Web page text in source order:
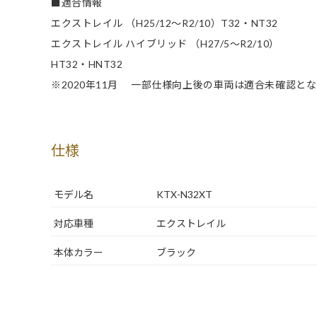
■適合情報
エクストレイル （H25/12～R2/10）T32・NT32
エクストレイル ハイブリッド （H27/5～R2/10）
HT32・HNT32
※2020年11月 一部仕様向上後の車両は適合未確認とな
仕様
モデル名 KTX-N32XT
対応車種 エクストレイル
本体カラー ブラック